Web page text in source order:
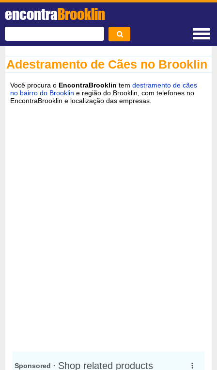
encontraBrooklin
Adestramento de Cães no Brooklin
Você procura o EncontraBrooklin temdestramento de cães
no bairro do Brooklin e região do Brooklin, com telefones no
EncontraBrooklin e localização das empresas.